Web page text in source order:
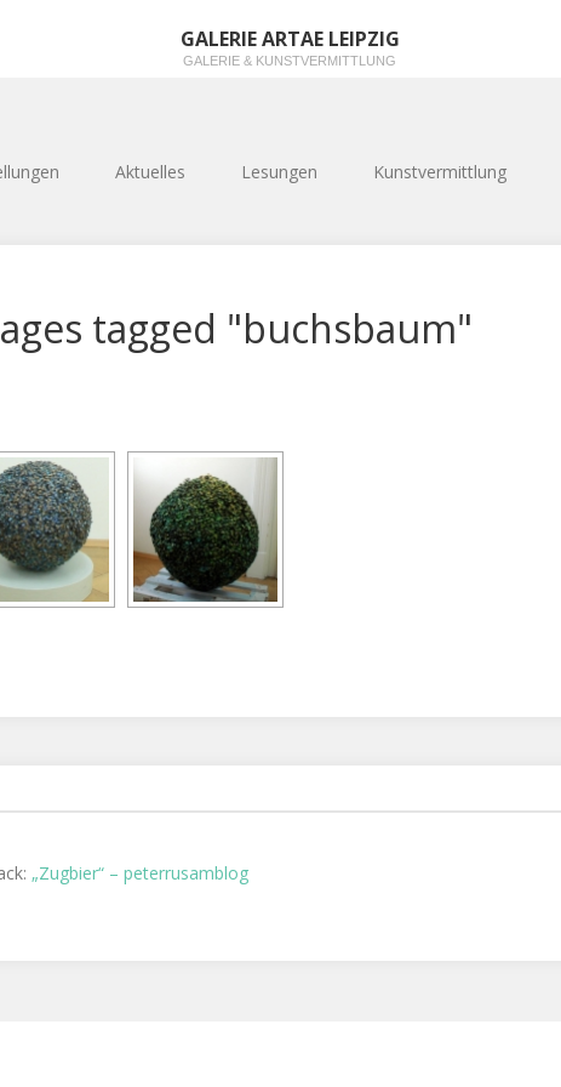
GALERIE ARTAE LEIPZIG
GALERIE & KUNSTVERMITTLUNG
Aktuelles Lesungen Kunstvermittlung
tagged "buchsbaum"
„Zugbier“ – peterrusamblog